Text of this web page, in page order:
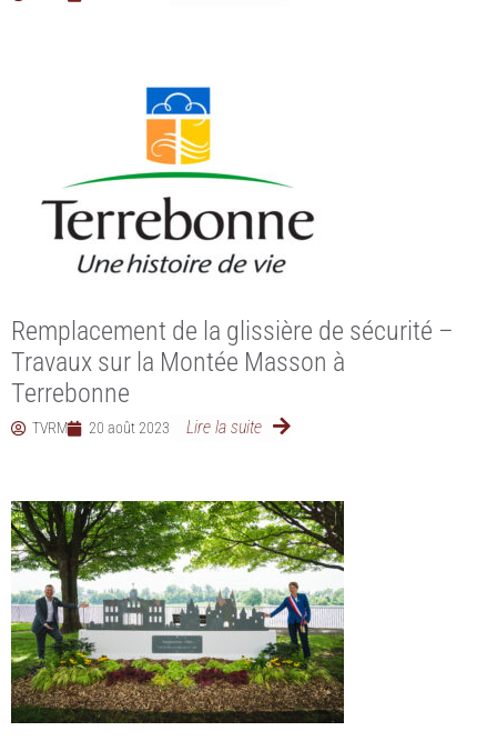
Remplacement de la glissière de sécurité –
Travaux sur la Montée Masson à
Terrebonne
TVRM 20 août 2023 Lire la suite